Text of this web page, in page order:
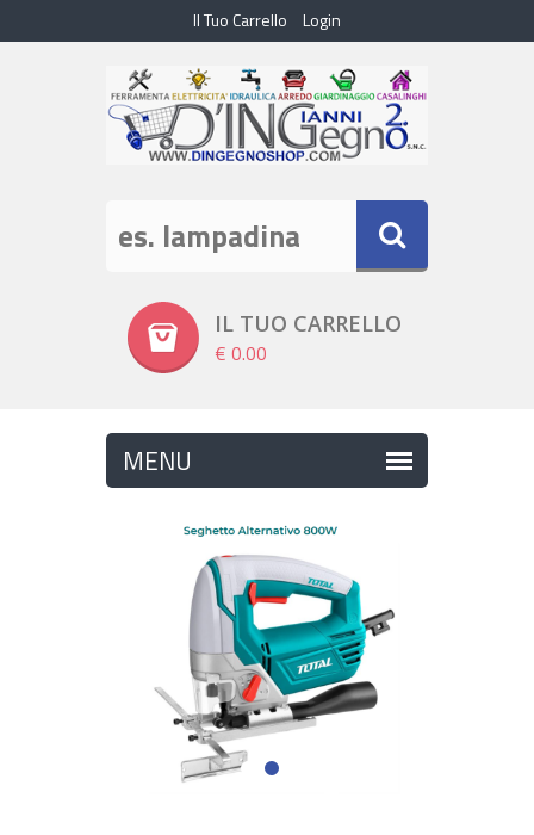
Il Tuo Carrello Login
IL TUO CARRELLO
€ 0.00